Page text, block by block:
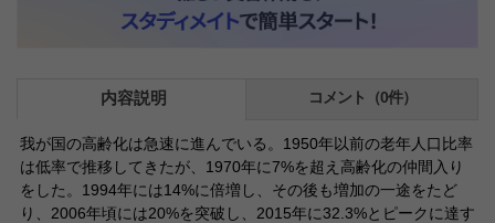
内容説明 コメント（0件）
我が国の高齢化は急速に進んでいる。1950年以前の老年人口比率
は低率で推移してきたが、1970年に7%を超え高齢化の仲間入り
をした。1994年には14%に倍増し、その後も増加の一途をたど
り、2006年頃には20%を突破し、2015年に32.3%とピークに達す